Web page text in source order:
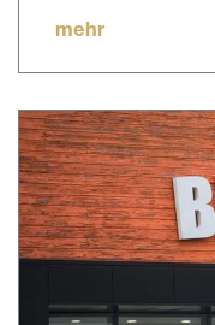
mehr